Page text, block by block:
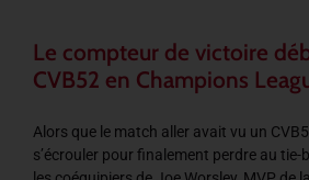
Le compteur de victoire
CVB52 en Champions
Alors que le match aller avait vu un
s’écrouler pour finalement perdre au tie-